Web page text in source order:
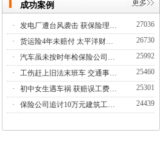
成功案例
· 发电厂遭台风袭击 获保险理…
27036
·
货运险4年未赔付 太平洋财…
26730
·
汽车虽未按时年检保险公司…
25992
·
工伤赶上旧法末班车 交通事…
25460
·
初中女生遇车祸 获赔误工费…
25301
·
保险公司追讨10万元建筑工… 24439